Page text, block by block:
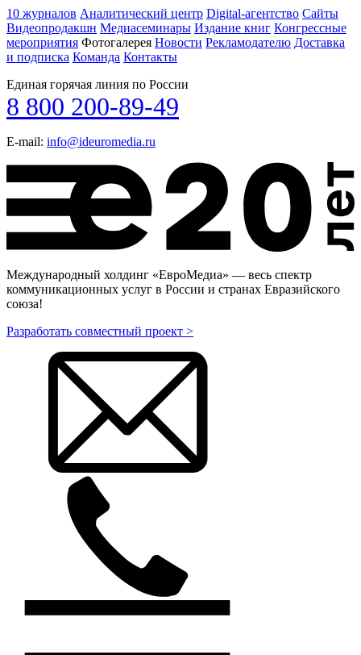
10 журналов Аналитический центр Digital-агентство Сайты
Видеопродакшн Медиасеминары Издание книг Конгрессные
мероприятия Фотогалерея Новости Рекламодателю Доставка
и подписка Команда Контакты
Единая горячая линия по России
8 800 200-89-49
E-mail: info@ideuromedia.ru
Международный холдинг «ЕвроМедиа» — весь спектр
коммуникационных услуг в России и странах Евразийского
союза!
Разработать совместный проект >